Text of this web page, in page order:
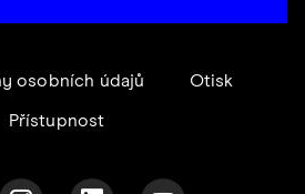
osobních údajů Otisk
Přístupnost